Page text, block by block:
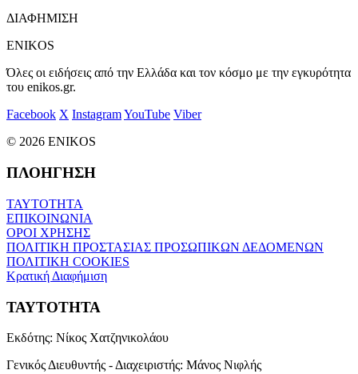
ΔΙΑΦΗΜΙΣΗ
ENIKOS
Όλες οι ειδήσεις από την Ελλάδα και τον κόσμο με την εγκυρότητα
του enikos.gr.
Facebook X InstagramYouTube Viber
© 2026 ENIKOS
ΠΛΟΗΓΗΣΗ
ΤΑΥΤΟΤΗΤΑ
ΕΠΙΚΟΙΝΩΝΙΑ
ΟΡΟΙ ΧΡΗΣΗΣ
ΠΟΛΙΤΙΚΗ ΠΡΟΣΤΑΣΙΑΣ ΠΡΟΣΩΠΙΚΩΝ ΔΕΔΟΜΕΝΩΝ
ΠΟΛΙΤΙΚΗ COOKIES
Κρατική Διαφήμιση
ΤΑΥΤΟΤΗΤΑ
Εκδότης: Νίκος Χατζηνικολάου
Γενικός Διευθυντής - Διαχειριστής: Μάνος Νιφλής